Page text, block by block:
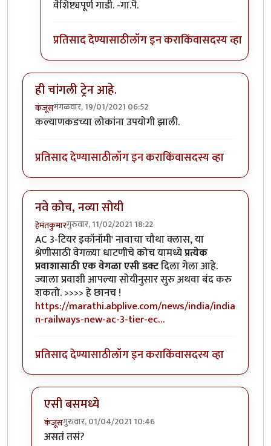
वैशिष्ट्यपूर्ण गाडी. -गा.पै.
प्रतिसाद देण्यासाठीलॉग इन कराकिंवासदस्य व्हा
ही चांगली ट्रेन आहे.
कंजूसमंगळवार, 19/01/2021 06:52
कल्याणकडच्या लोकांना उपयोगी झाली.
प्रतिसाद देण्यासाठीलॉग इन कराकिंवासदस्य व्हा
नवे कोच, नव्या सोयी
हेमंतकुमारगुरुवार, 11/02/2021 18:22
AC 3-टियर इकॉनॉमी' नावाचा चौथा क्लास, या
श्रेणीसाठी वेगळ्या धाटणीचे कोच यामध्येप्रत्येक
प्रवाशासाठी एक वेगळा एसी डक्टदिला गेला आहे.
ज्याला प्रवाशी आपल्या सोयीनुसार सुरु अथवा बंद करु
शकतो. >>>> हे छानच !
https://marathi.abplive.com/news/india/india
n-railways-new-ac-3-tier-ec…
प्रतिसाद देण्यासाठीलॉग इन कराकिंवासदस्य व्हा
एसी बसमध्ये
कंजूसगुरुवार, 01/04/2021 10:46
In reply to
असतं तसं?